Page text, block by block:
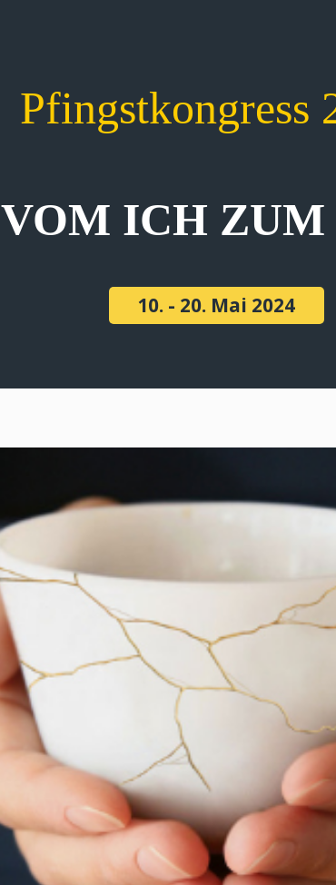
Pfingstkongress
VOM ICH
10. - 20. Mai 2024